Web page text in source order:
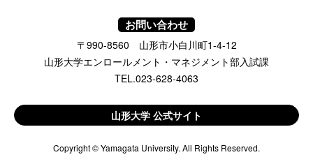
お問い合わせ
〒990-8560 山形市小白川町1-4-12
山形大学エンロールメント・マネジメント部入試課
TEL.023-628-4063
山形大学 公式サイト
Copyright © Yamagata University. All Rights Reserved.